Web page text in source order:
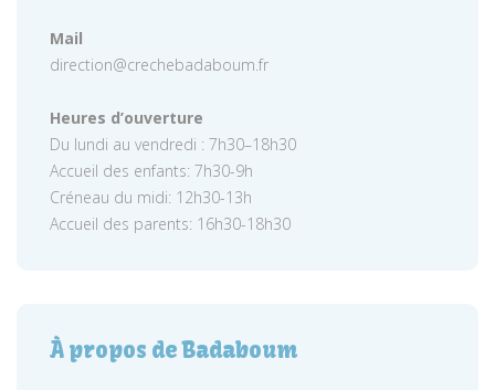
Mail
direction@crechebadaboum.fr
Heures d’ouverture
Du lundi au vendredi : 7h30–18h30
Accueil des enfants: 7h30-9h
Créneau du midi: 12h30-13h
Accueil des parents: 16h30-18h30
À propos de Badaboum